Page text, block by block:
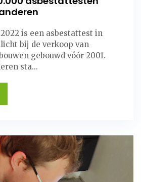
is een asbestattest in
bij de verkoop van
gebouwd vóór 2001.
sta...